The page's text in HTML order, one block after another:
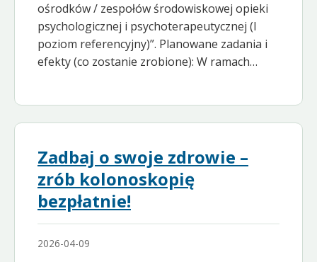
ośrodków / zespołów środowiskowej opieki
psychologicznej i psychoterapeutycznej (I
poziom referencyjny)”. Planowane zadania i
efekty (co zostanie zrobione): W ramach…
Zadbaj o swoje zdrowie –
zrób kolonoskopię
bezpłatnie!
2026-04-09